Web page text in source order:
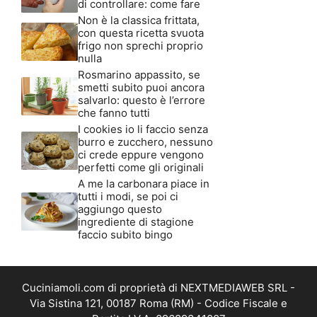
di controllare: come fare
Non è la classica frittata,
con questa ricetta svuota
frigo non sprechi proprio
nulla
Rosmarino appassito, se
smetti subito puoi ancora
salvarlo: questo è l’errore
che fanno tutti
I cookies io li faccio senza
burro e zucchero, nessuno
ci crede eppure vengono
perfetti come gli originali
A me la carbonara piace in
tutti i modi, se poi ci
aggiungo questo
ingrediente di stagione
faccio subito bingo
Cuciniamoli.com di proprietà di NEXTMEDIAWEB SRL -
Via Sistina 121, 00187 Roma (RM) - Codice Fiscale e